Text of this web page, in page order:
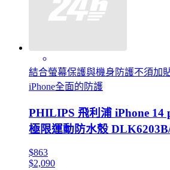
結合螢幕保護與機身防護不須加
iPhone全面的防護
PHILIPS 飛利浦 iPhone 14
極限運動防水殼
$863
$2,090